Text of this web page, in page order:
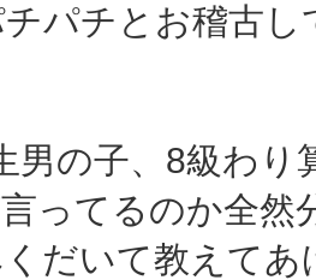
パチとお稽古し
男の子、8級わり
ってるのか全
だいて教えて